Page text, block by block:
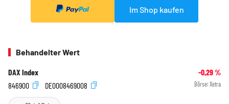
Im Shop kaufen
Behandelter Wert
DAX Index -0,29%
846900
DE0008469008 Börse: Xetra